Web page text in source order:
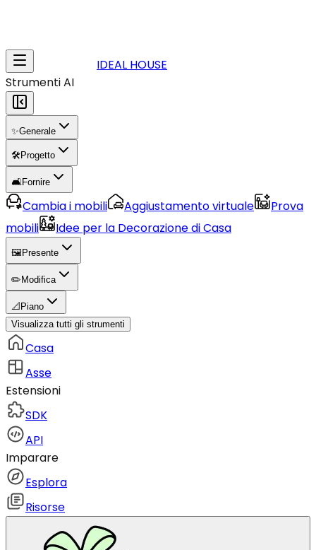
IDEAL HOUSE
Strumenti AI
✨Generale
🛠️Progetto
🛋️Fornire
Cambia i mobili Aggiustamento virtuale
Prova
mobili
Idee per la Decorazione di Casa
🖼️ Presente
✏️ Modifica
📐 Piano
Visualizza tutti gli strumenti
Casa
Asse
Estensioni
SDK
API
Imparare
Esplora
Risorse